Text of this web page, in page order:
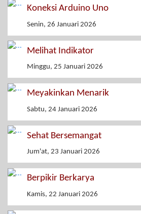
Koneksi Arduino Uno
Senin, 26 Januari 2026
Melihat Indikator
Minggu, 25 Januari 2026
Meyakinkan Menarik
Sabtu, 24 Januari 2026
Sehat Bersemangat
Jum'at, 23 Januari 2026
Berpikir Berkarya
Kamis, 22 Januari 2026